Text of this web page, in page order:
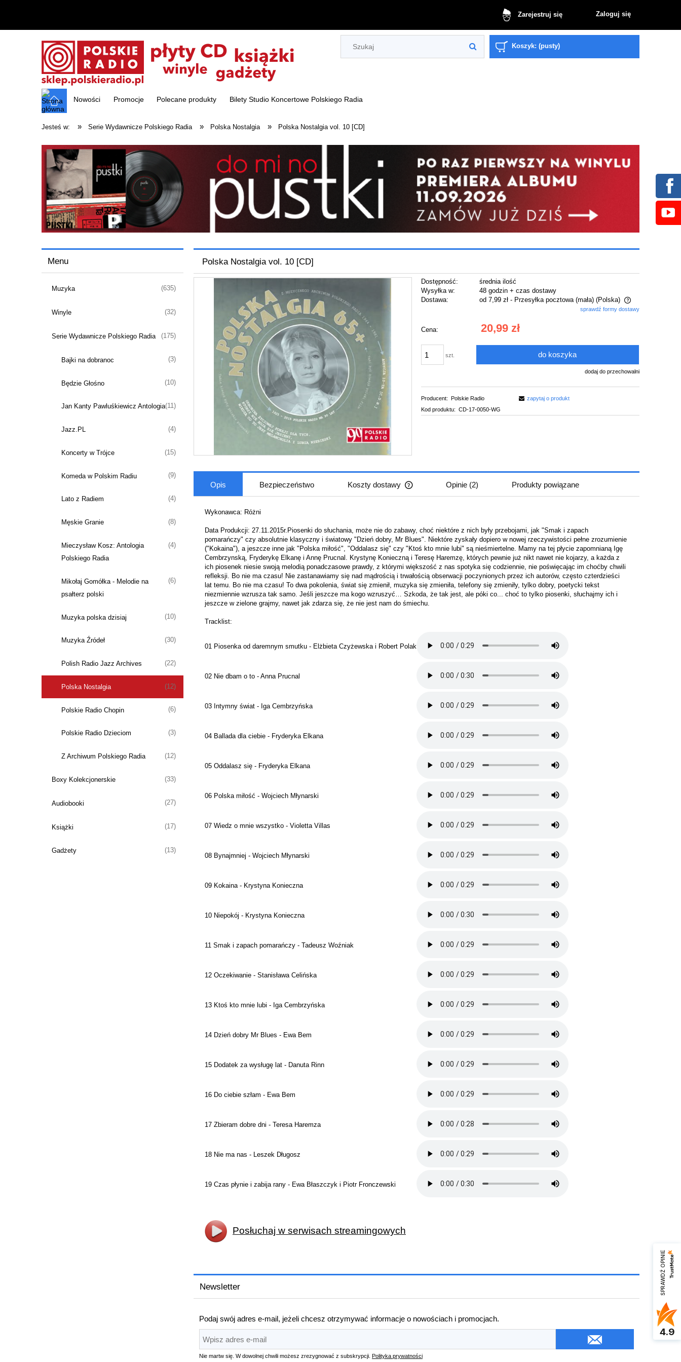
Zarejestruj się Zaloguj się
Koszyk: (pusty)
Nowości Promocje Polecane produkty Bilety Studio Koncertowe Polskiego Radia
Jesteś w: » Serie Wydawnicze Polskiego Radia » Polska Nostalgia » Polska Nostalgia vol. 10 [CD]
Menu
Muzyka (635)
Winyle (32)
Serie Wydawnicze Polskiego Radia (175)
Bajki na dobranoc (3)
Będzie Głośno (10)
Jan Kanty Pawluśkiewicz Antologia(11)
Jazz.PL (4)
Koncerty w Trójce (15)
Komeda w Polskim Radiu (9)
Lato z Radiem (4)
Męskie Granie (8)
Mieczysław Kosz: Antologia
Polskiego Radia
(4)
Mikołaj Gomółka - Melodie na
psałterz polski
(6)
Muzyka polska dzisiaj (10)
Muzyka Źródeł (30)
Polish Radio Jazz Archives (22)
Polska Nostalgia (12)
Polskie Radio Chopin (6)
Polskie Radio Dzieciom (3)
Z Archiwum Polskiego Radia (12)
Boxy Kolekcjonerskie (33)
Audiobooki (27)
Książki (17)
Gadżety (13)
Polska Nostalgia vol. 10 [CD]
Dostępność:
średnia ilość
Wysyłka w:
48 godzin + czas dostawy
Dostawa:
od 7,99 zł - Przesyłka pocztowa (mała) (Polska)
Cena nie zawiera ewentualnych kosztów
płatności
sprawdź formy dostawy
Cena: 20,99 zł
szt. do koszyka
dodaj do przechowalni
Producent: Polskie Radio
Kod produktu: CD-17-0050-WG
zapytaj o produkt
Opis Bezpieczeństwo Koszty dostawy Opinie (2) Produkty powiązane
Wykonawca: Różni
Data Produkcji: 27.11.2015r.Piosenki do słuchania, może nie do zabawy, choć niektóre z nich były przebojami, jak "Smak i zapach
pomarańczy" czy absolutnie klasyczny i światowy "Dzień dobry, Mr Blues". Niektóre zyskały dopiero w nowej rzeczywistości pełne zrozumienie
("Kokaina"), a jeszcze inne jak "Polska miłość", "Oddalasz się" czy "Ktoś kto mnie lubi" są nieśmiertelne. Mamy na tej płycie zapomnianą Igę
Cembrzynską, Fryderykę Elkanę i Annę Prucnal. Krystynę Konieczną i Teresę Haremzę, których pewnie już nikt nawet nie kojarzy, a każda z
ich piosenek niesie swoją melodią ponadczasowe prawdy, z którymi większość z nas spotyka się codziennie, nie poświęcając im choćby chwili
refleksji. Bo nie ma czasu! Nie zastanawiamy się nad mądrością i trwałością obserwacji poczynionych przez ich autorów, często czterdzieści
lat temu. Bo nie ma czasu! To dwa pokolenia, świat się zmienił, muzyka się zmieniła, telefony się zmieniły, tylko dobry, poetycki tekst
niezmiennie wzrusza tak samo. Jeśli jeszcze ma kogo wzruszyć… Szkoda, że tak jest, ale póki co... choć to tylko piosenki, słuchajmy ich i
jeszcze w zielone grajmy, nawet jak zdarza się, że nie jest nam do śmiechu.
Tracklist:
01 Piosenka od daremnym smutku - Elżbieta Czyżewska i Robert Polak
02 Nie dbam o to - Anna Prucnal
03 Intymny świat - Iga Cembrzyńska
04 Ballada dla ciebie - Fryderyka Elkana
05 Oddalasz się - Fryderyka Elkana
06 Polska miłość - Wojciech Młynarski
07 Wiedz o mnie wszystko - Violetta Villas
08 Bynajmniej - Wojciech Młynarski
09 Kokaina - Krystyna Konieczna
10 Niepokój - Krystyna Konieczna
11 Smak i zapach pomarańczy - Tadeusz Woźniak
12 Oczekiwanie - Stanisława Celińska
13 Ktoś kto mnie lubi - Iga Cembrzyńska
14 Dzień dobry Mr Blues - Ewa Bem
15 Dodatek za wysługę lat - Danuta Rinn
16 Do ciebie szłam - Ewa Bem
17 Zbieram dobre dni - Teresa Haremza
18 Nie ma nas - Leszek Długosz
19 Czas płynie i zabija rany - Ewa Błaszczyk i Piotr Fronczewski
Posłuchaj w serwisach streamingowych
Newsletter
Podaj swój adres e-mail, jeżeli chcesz otrzymywać informacje o nowościach i promocjach.
Nie martw się. W dowolnej chwili możesz zrezygnować z subskrypcji. Polityka prywatności
SPRAWDŹ OPINIE
4.9